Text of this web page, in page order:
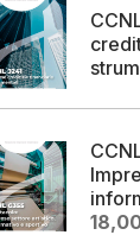
Il